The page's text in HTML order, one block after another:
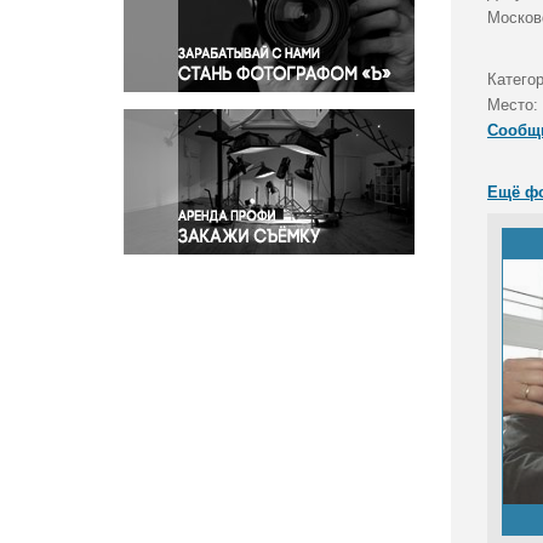
Правосудие
Происшествия и конфликты
Религия
Светская жизнь
Спорт
Экология
Экономика и бизнес
Место:
Ещё